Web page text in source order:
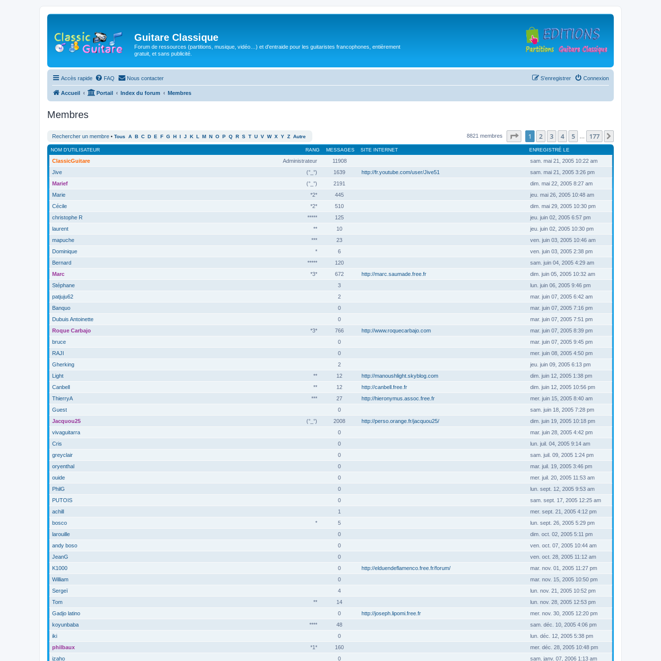
Guitare Classique
Forum de ressources (partitions, musique, vidéo…) et d'entraide pour les guitaristes francophones, entièrement
gratuit, et sans publicité.
Accès rapide FAQ Nous contacter Connexion
S’enregistrer
Accueil Portail Index du forum Membres
Membres
Rechercher un membre • Tous A B C D E F G H I J K L M N O P Q R S T U V W X Y Z Autre 8821 membres Page sur177
1 2 3 4 5 177
RANG
NOM D’UTILISATEUR MESSAGES SITE INTERNET ENREGISTRÉ LE
Administrateur
ClassicGuitare 11908
sam. mai 21, 2005 10:22 am
(°_°)
Jive 1639 http://fr.youtube.com/user/Jive51
sam. mai 21, 2005 3:26 pm
(°_°)
Marief 2191
dim. mai 22, 2005 8:27 am
*2*
Marie 445
jeu. mai 26, 2005 10:48 am
*2*
Cécile 510
dim. mai 29, 2005 10:30 pm
*****
christophe R 125
jeu. juin 02, 2005 6:57 pm
**
laurent 10
jeu. juin 02, 2005 10:30 pm
***
mapuche 23
ven. juin 03, 2005 10:46 am
*
Dominique 6
ven. juin 03, 2005 2:38 pm
*****
Bernard 120
sam. juin 04, 2005 4:29 am
*3*
Marc 672 http://marc.saumade.free.fr
dim. juin 05, 2005 10:32 am
Stéphane
3
lun. juin 06, 2005 9:46 pm
patjuju62
2
mar. juin 07, 2005 6:42 am
Banquo
0
mar. juin 07, 2005 7:16 pm
Dubuis Antoinette
0
mar. juin 07, 2005 7:51 pm
*3*
Roque Carbajo 766 http://www.roquecarbajo.com
mar. juin 07, 2005 8:39 pm
bruce
0
mar. juin 07, 2005 9:45 pm
RAJI
0
mer. juin 08, 2005 4:50 pm
Gherking
2
jeu. juin 09, 2005 6:13 pm
**
Light 12 http://manoushlight.skyblog.com
dim. juin 12, 2005 1:38 pm
**
Canbell 12 http://canbell.free.fr
dim. juin 12, 2005 10:56 pm
***
ThierryA 27 http://hieronymus.assoc.free.fr
mer. juin 15, 2005 8:40 am
Guest
0
sam. juin 18, 2005 7:28 pm
(°_°)
Jacquou25 2008 http://perso.orange.fr/jacquou25/
dim. juin 19, 2005 10:18 pm
vivaguitarra
0
mar. juin 28, 2005 4:42 pm
Cris
0
lun. juil. 04, 2005 9:14 am
greyclair
0
sam. juil. 09, 2005 1:24 pm
oryenthal
0
mar. juil. 19, 2005 3:46 pm
ouide
0
mer. juil. 20, 2005 11:53 am
PhilG
0
lun. sept. 12, 2005 9:53 am
PUTOIS
0
sam. sept. 17, 2005 12:25 am
achill
1
mer. sept. 21, 2005 4:12 pm
*
bosco 5
lun. sept. 26, 2005 5:29 pm
larouille
0
dim. oct. 02, 2005 5:11 pm
andy boso
0
ven. oct. 07, 2005 10:44 am
JeanG
0
ven. oct. 28, 2005 11:12 am
K1000
0 http://elduendeflamenco.free.fr/forum/
mar. nov. 01, 2005 11:27 pm
William
0
mar. nov. 15, 2005 10:50 pm
Sergeï
4
lun. nov. 21, 2005 10:52 pm
**
Tom 14
lun. nov. 28, 2005 12:53 pm
Gadjo latino
0 http://joseph.lipomi.free.fr
mer. nov. 30, 2005 12:20 pm
****
koyunbaba 48
sam. déc. 10, 2005 4:06 pm
iki
0
lun. déc. 12, 2005 5:38 pm
*1*
philbaux 160
mer. déc. 28, 2005 10:48 pm
izaho
0 sam. janv. 07, 2006 1:13 am